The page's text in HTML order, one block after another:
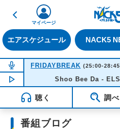
戻る
エアスケジュール NACK5
マイページ
NOW ON AIR
FRIDAYBREAK (25:00-
NOW PLAYING 04:23
Shoo Bee Da -
聴く 調
番組ブログ